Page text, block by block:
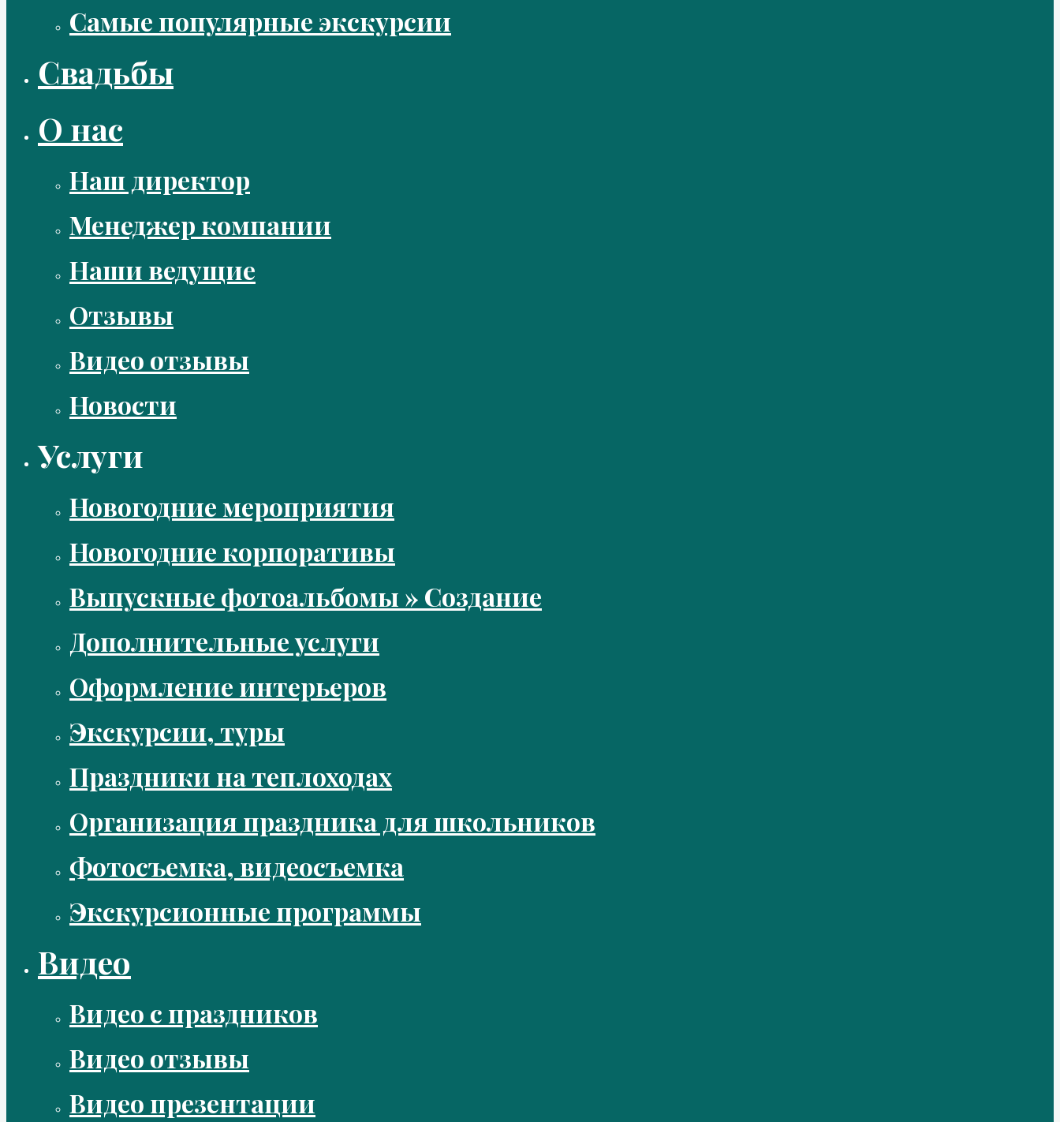
Самые популярные экскурсии
Свадьбы
О нас
Наш директор
Менеджер компании
Наши ведущие
Отзывы
Видео отзывы
Новости
Услуги
Новогодние мероприятия
Новогодние корпоративы
Выпускные фотоальбомы » Создание
Дополнительные услуги
Оформление интерьеров
Экскурсии, туры
Праздники на теплоходах
Организация праздника для школьников
Фотосъемка, видеосъемка
Экскурсионные программы
Видео
Видео с праздников
Видео отзывы
Видео презентации